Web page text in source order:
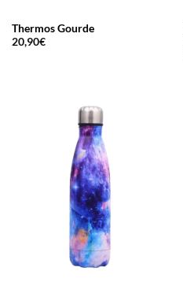
Thermos Gourde
20,90€